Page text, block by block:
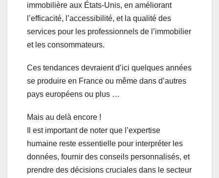
immobilière aux États-Unis, en améliorant
l’efficacité, l’accessibilité, et la qualité des
services pour les professionnels de l’immobilier
et les consommateurs.
Ces tendances devraient d’ici quelques années
se produire en France ou même dans d’autres
pays européens ou plus …
Mais au delà encore !
Il est important de noter que l’expertise
humaine reste essentielle pour interpréter les
données, fournir des conseils personnalisés, et
prendre des décisions cruciales dans le secteur